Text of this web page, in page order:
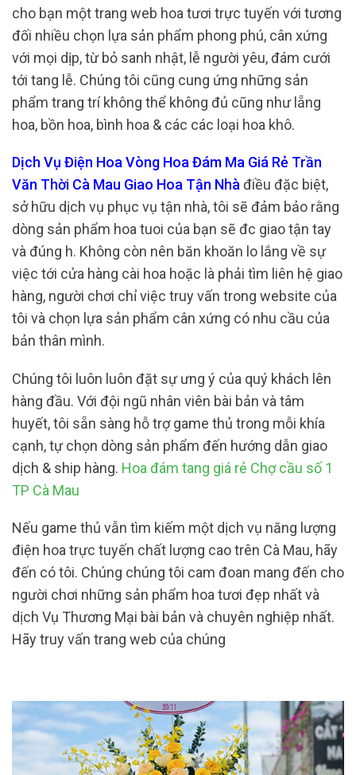
cho bạn một trang web hoa tươi trực tuyến với tương
đối nhiều chọn lựa sản phẩm phong phú, cân xứng
với mọi dịp, từ bỏ sanh nhật, lễ người yêu, đám cưới
tới tang lễ. Chúng tôi cũng cung ứng những sản
phẩm trang trí không thể không đủ cũng như lẵng
hoa, bồn hoa, bình hoa & các các loại hoa khô.
Dịch Vụ Điện Hoa Vòng Hoa Đám Ma Giá Rẻ Trần
Văn Thời Cà Mau Giao Hoa Tận Nhà điều đặc biệt,
sở hữu dịch vụ phục vụ tận nhà, tôi sẽ đảm bảo rằng
dòng sản phẩm hoa tuoi của bạn sẽ đc giao tận tay
và đúng h. Không còn nên băn khoăn lo lắng về sự
việc tới cửa hàng cài hoa hoặc là phải tìm liên hệ giao
hàng, người chơi chỉ việc truy vấn trong website của
tôi và chọn lựa sản phẩm cân xứng có nhu cầu của
bản thân mình.
Chúng tôi luôn luôn đặt sự ưng ý của quý khách lên
hàng đầu. Với đội ngũ nhân viên bài bản và tâm
huyết, tôi sẵn sàng hỗ trợ game thủ trong mỗi khía
cạnh, tự chọn dòng sản phẩm đến hướng dẫn giao
dịch & ship hàng. Hoa đám tang giá rẻ Chợ cầu số 1
TP Cà Mau
Nếu game thủ vẫn tìm kiếm một dịch vụ năng lượng
điện hoa trực tuyến chất lượng cao trên Cà Mau, hãy
đến có tôi. Chúng chúng tôi cam đoan mang đến cho
người chơi những sản phẩm hoa tươi đẹp nhất và
dịch Vụ Thương Mại bài bản và chuyên nghiệp nhất.
Hãy truy vấn trang web của chúng